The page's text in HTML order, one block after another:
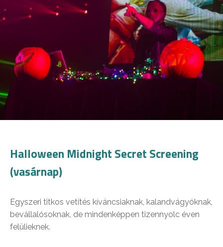
Halloween Midnight Secret Screening
(vasárnap)
Egyszeri titkos vetítés kíváncsiaknak, kalandvágyóknak,
bevállalósoknak, de mindenképpen tizennyolc éven
felülieknek.